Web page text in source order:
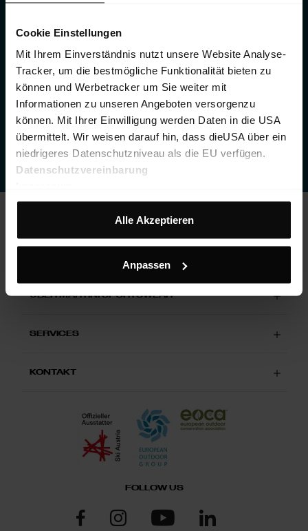
Cookie Einstellungen
Mit Ihrem Einverständnis nutzt unsere Website Analyse-
Tracker, um die bestmögliche Funktionalität bieten zu
können und Werbetracker um Sie weiter mit
Informationen zu unseren Angeboten versorgenzu
können. Mit Ihrer Einwilligung werden Daten in die USA
übermittelt. Wir weisen darauf hin, dass dieUSA über ein
niedrigeres Datenschutzniveau als die EU verfügen.
Datenschutzvereinbarung
Alle Akzeptieren
Anpassen
wieder inspirierende Geschichten, besondere Angebote
Rabatt
Zum Newsletter anmelden
LAND & SPRACHE
Österreich | DE
ÜBER MARTINI SPORTSWEAR
SERVICES
KONTAKT
FOLLOW US